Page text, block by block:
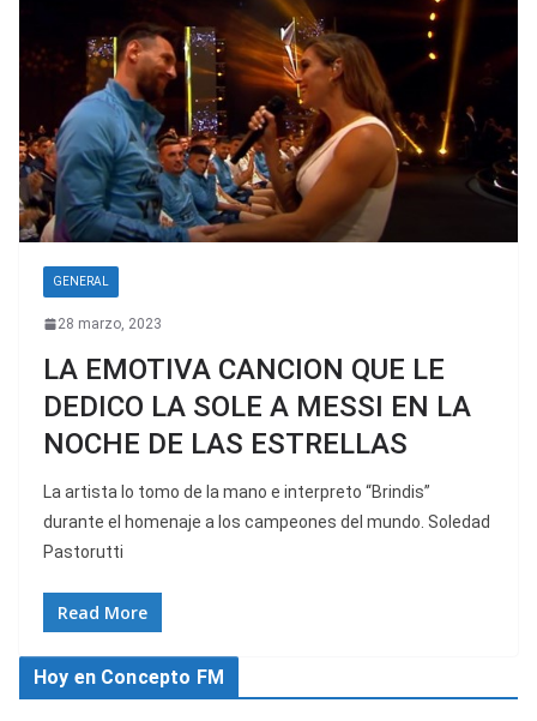
GENERAL
28 marzo, 2023
LA EMOTIVA CANCION QUE LE
DEDICO LA SOLE A MESSI EN LA
NOCHE DE LAS ESTRELLAS
La artista lo tomo de la mano e interpreto “Brindis”
durante el homenaje a los campeones del mundo. Soledad
Pastorutti
Read More
Hoy en Concepto FM